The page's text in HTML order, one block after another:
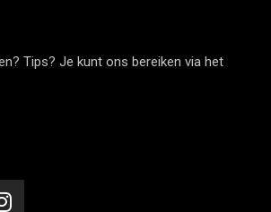
Tips? Je kunt ons bereiken via het